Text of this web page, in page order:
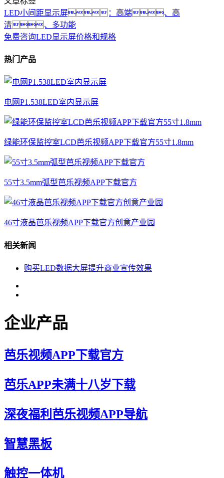
LED小间距显示屏：高端、高
清、多功能
免费咨询LED显示屏价格和规格
热门产品
电网P1.538LED室内显示屏
绿能环保监控室LCD芭乐视频APP下载官方55寸1.8mm
55寸3.5mm弧型芭乐视频APP下载官方
46寸液晶芭乐视频APP下载官方创意产业园
相关新闻
购买LED数据大屏提升商业宣传效果
企业产品
芭乐视频APP下载官方
芭乐APP未满十八岁下载
深夜福利芭乐视频APP导航
智慧黑板
触控一体机